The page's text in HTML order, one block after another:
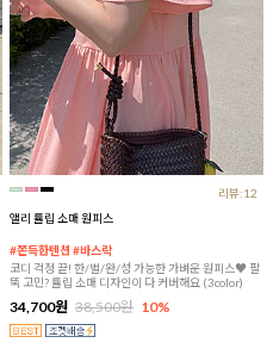
리뷰:12
앨리 튤립 소매 원피스
#쫀득한텐션 #바스락
코디 걱정 끝! 한/벌/완/성 가능한 가벼운 원피스♥ 팔
뚝 고민? 튤립 소매 디자인이 다 커버해요 (3color)
34,700원 38,500원 10%